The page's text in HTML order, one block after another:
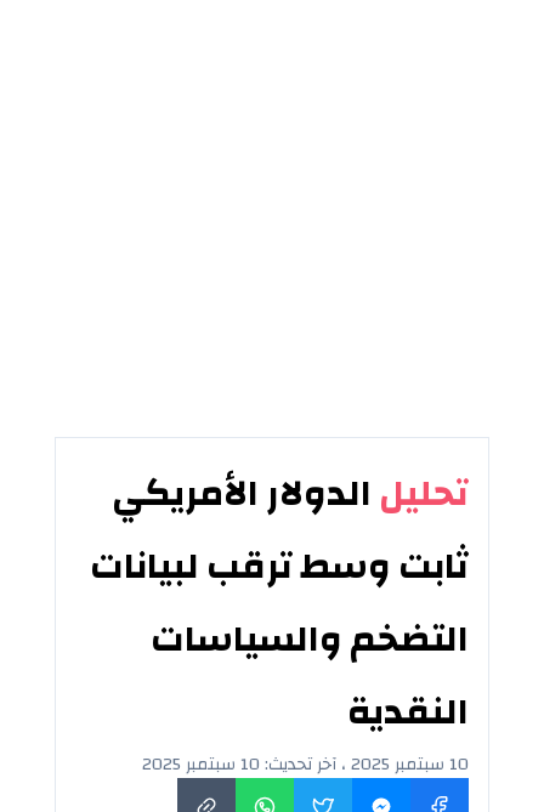
تحليلالدولار الأمريكي
ثابت وسط ترقب لبيانات
التضخم والسياسات
النقدية
10 سبتمبر 2025 ، آخر تحديث: 10 سبتمبر 2025